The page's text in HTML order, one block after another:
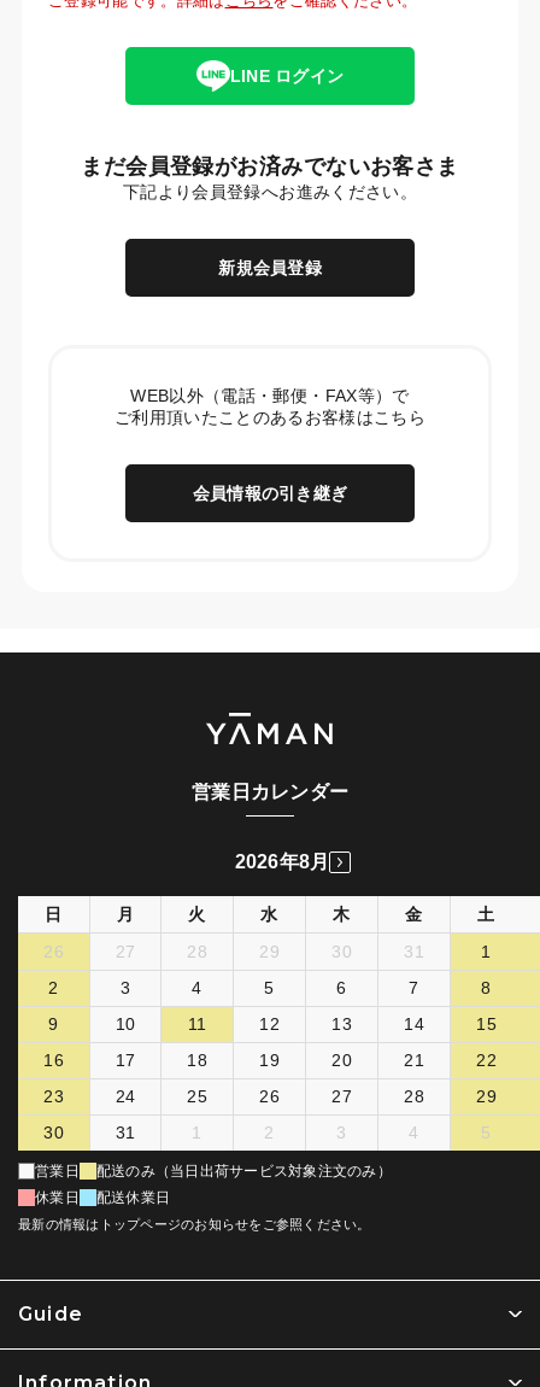
LINE ログイン
まだ会員登録がお済みでないお客さま
下記より会員登録へお進みください。
新規会員登録
WEB以外（電話・郵便・FAX等）で
ご利用頂いたことのあるお客様はこちら
会員情報の引き継ぎ
Guide
Information
営業日カレンダー
2026年8月
日 月 火 水 木 金
土
26
27 28 29 30 31
1
2
3 4 5 6 7
8
9
10 11 12 13 14
15
16
17 18 19 20 21
22
23
24 25 26 27 28
29
30
31 1 2 3 4 5
営業日
配送のみ（当日出荷サービス対象注文のみ）
休業日
配送休業日
最新の情報はトップページのお知らせをご参照ください。